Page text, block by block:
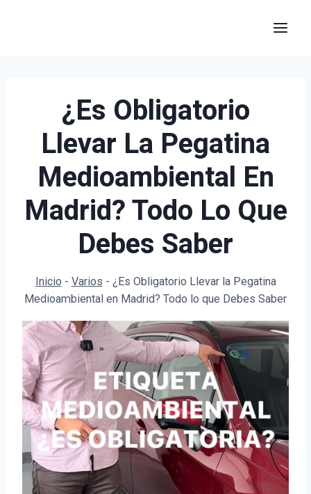
¿Es Obligatorio
Llevar La Pegatina
Medioambiental En
Madrid? Todo Lo Que
Debes Saber
Inicio - Varios - ¿Es Obligatorio Llevar la Pegatina
Medioambiental en Madrid? Todo lo que Debes Saber